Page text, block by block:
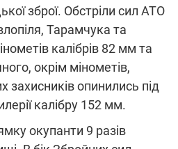
зброї. Обстріли сил АТО
Тарамчука та
калібрів 82 мм та
окрім мінометів,
захисників опинились під
калібру 152 мм.
окупанти 9 разів